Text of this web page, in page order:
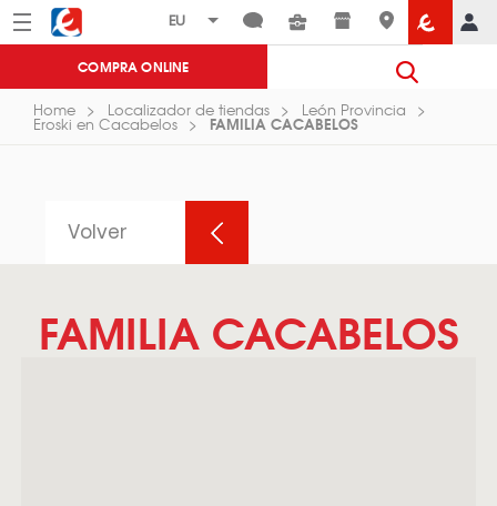
Menú Eroski
COMPRA ONLINE
Home Localizador de tiendas León Provincia
Eroski en Cacabelos FAMILIA CACABELOS
Volver
FAMILIA CACABELOS